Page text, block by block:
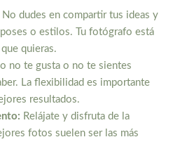
No dudes en compartir tus ideas y
o estilos. Tu fotógrafo está
quieras.
no te gusta o no te sientes
La flexibilidad es importante
resultados.
Relájate y disfruta de la
fotos suelen ser las más